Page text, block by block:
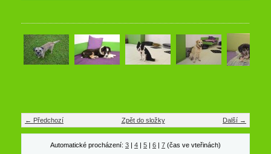
← Předchozí Další →
Zpět do složky
Automatické procházení: 3 | 4 | 5 | 6 | 7 (čas ve vteřinách)